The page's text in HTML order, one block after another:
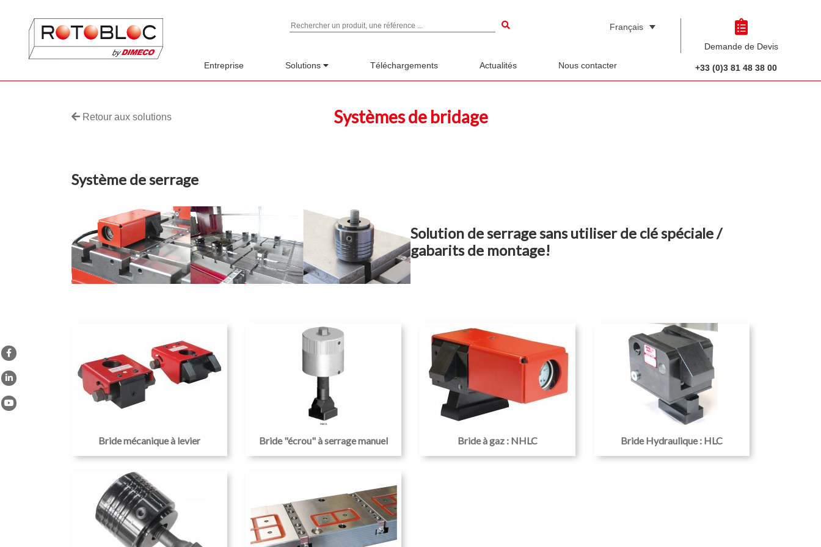
Français
Entreprise Solutions Téléchargements Actualités Nous contacter
Demande de Devis
+33 (0)3 81 48 38 00
Retour aux solutions Systèmes de bridage
Système de serrage
Solution de serrage sans utiliser de clé spéciale /
gabarits de montage!
Bride mécanique à levier Bride "écrou" à serrage manuel Bride à gaz : NHLC Bride Hydraulique : HLC